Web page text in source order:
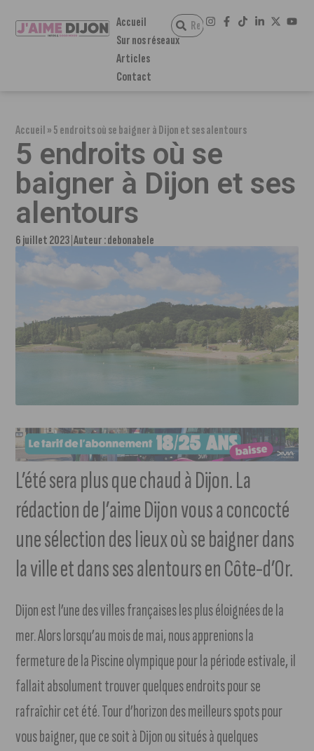
Accueil
Sur nos réseaux
Articles
Contact
Accueil»5 endroits où se baigner à Dijon et ses alentours
5 endroits où se
baigner à Dijon et ses
alentours
6 juillet 2023 Auteur :debonabele
L’été sera plus que chaud à Dijon. La
rédaction de J’aime Dijon vous a concocté
une sélection des lieux où se baigner dans
la ville et dans ses alentours en Côte-d’Or.
Dijon est l’une des villes françaises les plus éloignées de la
mer. Alors lorsqu’au mois de mai, nous apprenions la
fermeture de la Piscine olympique pour la période estivale, il
fallait absolument trouver quelques endroits pour se
rafraîchir cet été. Tour d’horizon des meilleurs spots pour
vous baigner, que ce soit à Dijon ou situés à quelques